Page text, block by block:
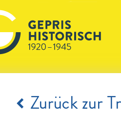
Zurück zur